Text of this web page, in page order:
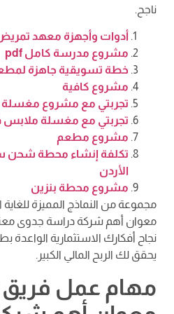
ناجح.
أدوات وأجهزة معهد
مشروع مدرسة كامل pdf
خطة تسويقية جاهزة
مشروع كافية
تجربتي مع مشروع مغسلة
تجربتي مع مغسلة ملابس
مشروع مطعم
تكلفة إنشاء محطة شحن
الأردن
مشروع محطة بنزين
مجموعة من النماذج المميزة
معوان أهم شركة دراسة جدوى
نجاح أفكارك الاستثمارية الواعدة
يحقق لك الربح المالي الكبير.
مهام عمل